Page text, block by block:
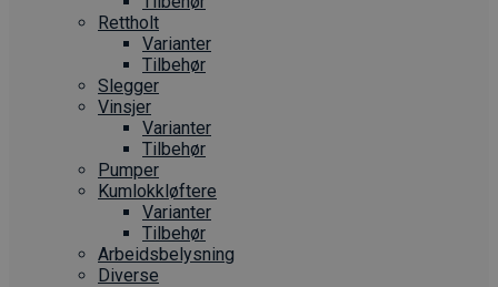
Rettholt
Varianter
Tilbehør
Slegger
Vinsjer
Varianter
Tilbehør
Pumper
Kumlokkløftere
Varianter
Tilbehør
Arbeidsbelysning
Diverse